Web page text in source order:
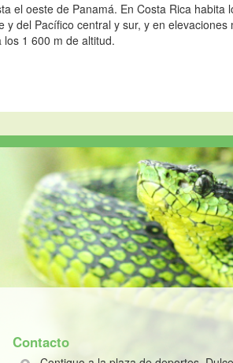
el oeste de Panamá. En Costa Rica habita
del Pacífico central y sur, y en elevaciones
1 600 m de altitud.
Contacto